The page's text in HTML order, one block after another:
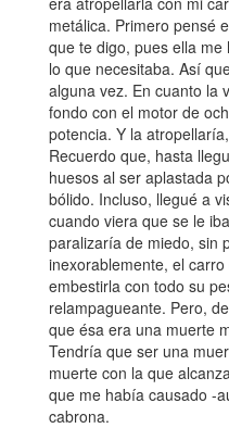
metálica. Primero pensé
que te digo, pues ella
lo que necesitaba. Así
alguna vez. En cuanto la
fondo con el motor de
potencia. Y la
Recuerdo que, hasta
huesos al ser aplastada
bólido. Incluso, llegué a
cuando viera que se le
paralizaría de miedo, sin
inexorablemente, el
embestirla con todo su
relampagueante. Pero,
que ésa era una muerte
Tendría que ser una
muerte con la que
que me había causado -
cabrona.